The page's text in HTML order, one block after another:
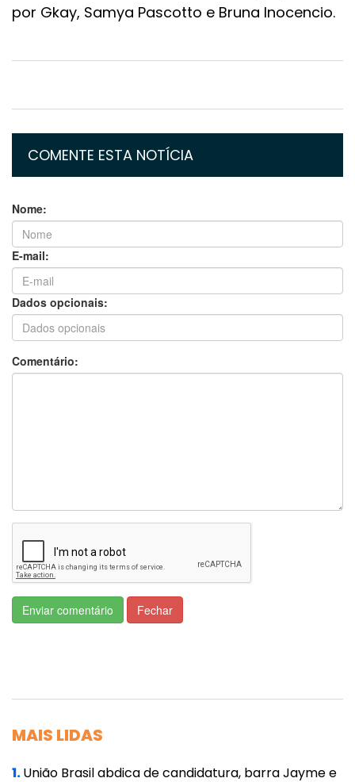
por Gkay, Samya Pascotto e Bruna Inocencio.
COMENTE ESTA NOTÍCIA
Nome:
E-mail:
Dados opcionais:
Comentário:
Enviar comentário Fechar
MAIS LIDAS
1.União Brasil abdica de candidatura, barra Jayme e